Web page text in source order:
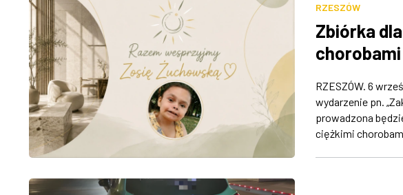
RZESZÓW
Zbiórka
RZESZÓW. 6
wydarzenie pn.
prowadzona
ciężkimi